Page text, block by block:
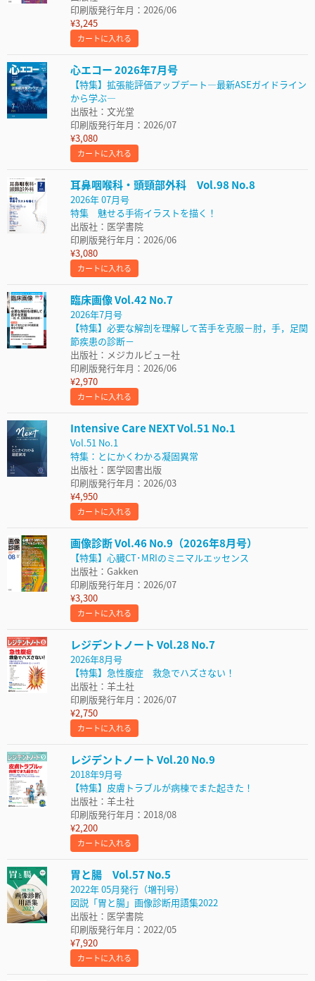
印刷版発行年月：2026/06
¥3,245
カートに入れる
心エコー 2026年7月号
【特集】拡張能評価アップデート―最新ASEガイドライン
から学ぶ―
出版社：文光堂
印刷版発行年月：2026/07
¥3,080
カートに入れる
耳鼻咽喉科・頭頸部外科 Vol.98 No.8
2026年 07月号
特集 魅せる手術イラストを描く！
出版社：医学書院
印刷版発行年月：2026/06
¥3,080
カートに入れる
臨床画像 Vol.42 No.7
2026年7月号
【特集】必要な解剖を理解して苦手を克服－肘，手，足関
節疾患の診断－
出版社：メジカルビュー社
印刷版発行年月：2026/06
¥2,970
カートに入れる
Intensive Care NEXT Vol.51 No.1
Vol.51 No.1
特集：とにかくわかる凝固異常
出版社：医学図書出版
印刷版発行年月：2026/03
¥4,950
カートに入れる
画像診断 Vol.46 No.9（2026年8月号）
【特集】心臓CT･MRIのミニマルエッセンス
出版社：Gakken
印刷版発行年月：2026/07
¥3,300
カートに入れる
レジデントノート Vol.28 No.7
2026年8月号
【特集】急性腹症 救急でハズさない！
出版社：羊土社
印刷版発行年月：2026/07
¥2,750
カートに入れる
レジデントノート Vol.20 No.9
2018年9月号
【特集】皮膚トラブルが病棟でまた起きた！
出版社：羊土社
印刷版発行年月：2018/08
¥2,200
カートに入れる
胃と腸 Vol.57 No.5
2022年 05月発行（増刊号）
図説「胃と腸」画像診断用語集2022
出版社：医学書院
印刷版発行年月：2022/05
¥7,920
カートに入れる